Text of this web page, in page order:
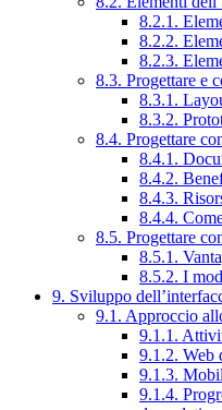
8.2.1.
8.2.2.
8.2.3.
8.3. Progettare e
8.3.1.
8.3.2.
8.4. Progettare
8.4.1.
8.4.2.
8.4.3.
8.4.4.
8.5. Progettare
8.5.1.
8.5.2. I
9. Sviluppo
9.1. Approccio
9.1.1.
9.1.2. Web
9.1.3.
9.1.4.